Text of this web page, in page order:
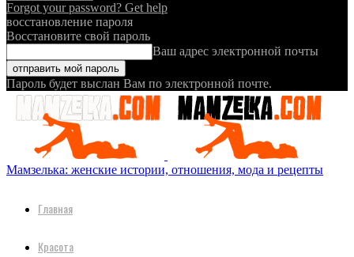
Forgot your password? Get help
восстановление пароля
Восстановите свой пароль
Ваш адрес электронной почты
Пароль будет выслан Вам по электронной почте.
Мамзелька: женские истории, отношения, мода и рецепты
Главная
Красота